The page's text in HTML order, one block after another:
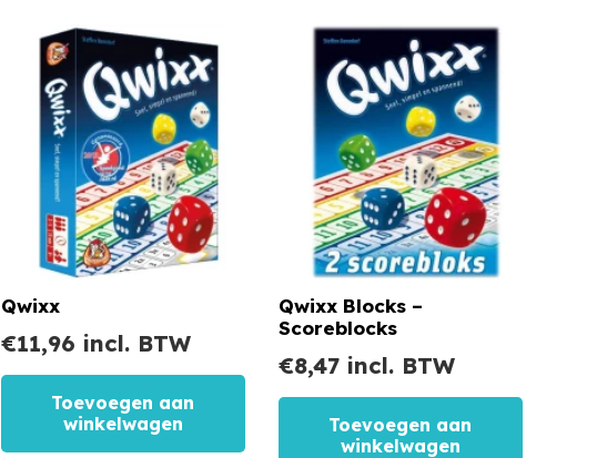
Qwixx
€11,96 incl. BTW
Toevoegen aan
winkelwagen
Qwixx Blocks –
Scoreblocks
€8,47 incl. BTW
Toevoegen aan
winkelwagen